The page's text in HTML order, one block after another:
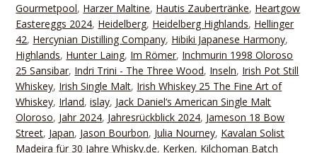
Gourmetpool, Harzer Maltine, Hautis Zaubertränke, Heartgow
Eastereggs 2024, Heidelberg, Heidelberg Highlands, Hellinger
42, Hercynian Distilling Company, Hibiki Japanese Harmony,
Highlands, Hunter Laing, Im Römer, Inchmurin 1998 Oloroso
25 Sansibar, Indri Trini - The Three Wood, Inseln, Irish Pot Still
Whiskey, Irish Single Malt, Irish Whiskey 25 The Fine Art of
Whiskey, Irland,islay, Jack Daniel‘s American Single Malt
Oloroso, Jahr 2024, Jahresrückblick 2024, Jameson 18 Bow
Street, Japan, Jason Bourbon, Julia Nourney, Kavalan Solist
Madeira für 30 Jahre Whisky.de, Kerken, Kilchoman Batch